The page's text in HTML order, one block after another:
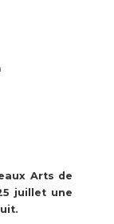
Arts de
juillet une